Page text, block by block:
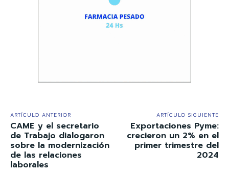
ARTÍCULO ANTERIOR
CAME y el secretario
de Trabajo dialogaron
sobre la modernización
de las relaciones
laborales
ARTÍCULO SIGUIENTE
Exportaciones Pyme:
crecieron un 2% en el
primer trimestre del
2024